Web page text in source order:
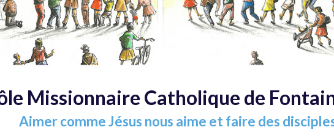
Missionnaire Catholique de
Aimer comme Jésus nous aime et faire des